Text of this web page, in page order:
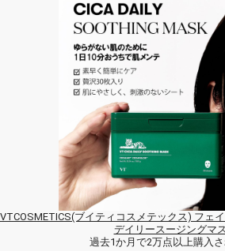
VTCOSMETICS(ブイティコスメテックス) フェ
デイリースージングマ
過去1か月で2万点以上購入